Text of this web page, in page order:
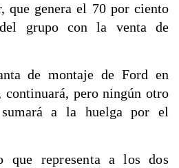
que genera el 70 por ciento
grupo con la venta de
de montaje de Ford en
continuará, pero ningún otro
a la huelga por el
que representa a los dos